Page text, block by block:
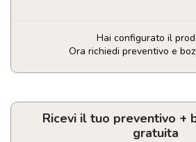
Hai configurato il
Ora richiedi preventivo e
Palla
quantità
Ricevi il tuo preventivo +
gratuita